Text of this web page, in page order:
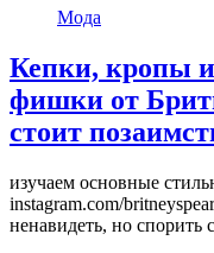
Мода
Кепки, кропы
фишки от
стоит
изучаем основные
instagram.com/
ненавидеть, но спорить